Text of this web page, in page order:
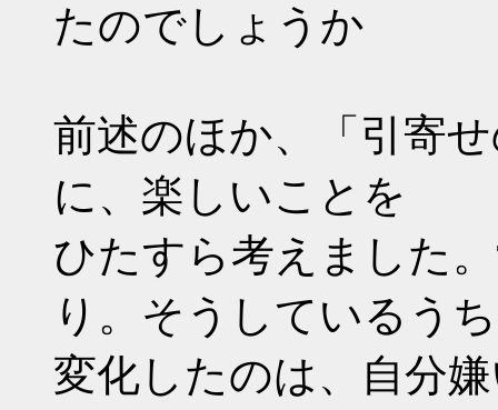
たのでしょうか
前述のほか、「引寄
に、楽しいことを
ひたすら考えました
り。そうしているう
変化したのは、自分